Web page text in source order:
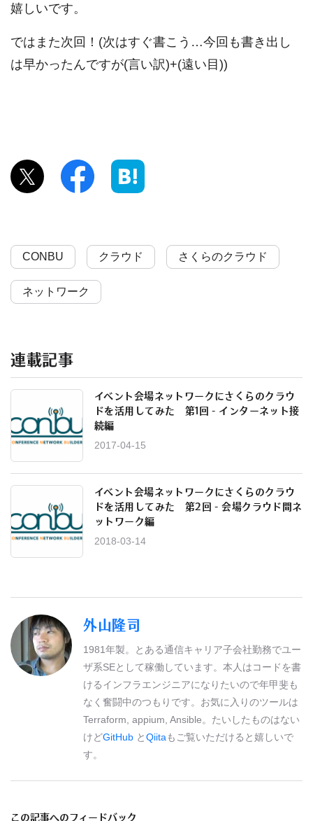
嬉しいです。
ではまた次回！(次はすぐ書こう…今回も書き出し
は早かったんですが(言い訳)+(遠い目))
CONBU クラウド さくらのクラウド
ネットワーク
連載記事
イベント会場ネットワークにさくらのクラウ
ドを活用してみた 第1回 - インターネット接
続編
2017-04-15
イベント会場ネットワークにさくらのクラウ
ドを活用してみた 第2回 - 会場クラウド間ネ
ットワーク編
2018-03-14
外山隆司
1981年製。とある通信キャリア子会社勤務でユー
ザ系SEとして稼働しています。本人はコードを書
けるインフラエンジニアになりたいので年甲斐も
なく奮闘中のつもりです。お気に入りのツールは
Terraform, appium, Ansible。たいしたものはない
けどGitHub とQiitaもご覧いただけると嬉しいで
す。
この記事へのフィードバック